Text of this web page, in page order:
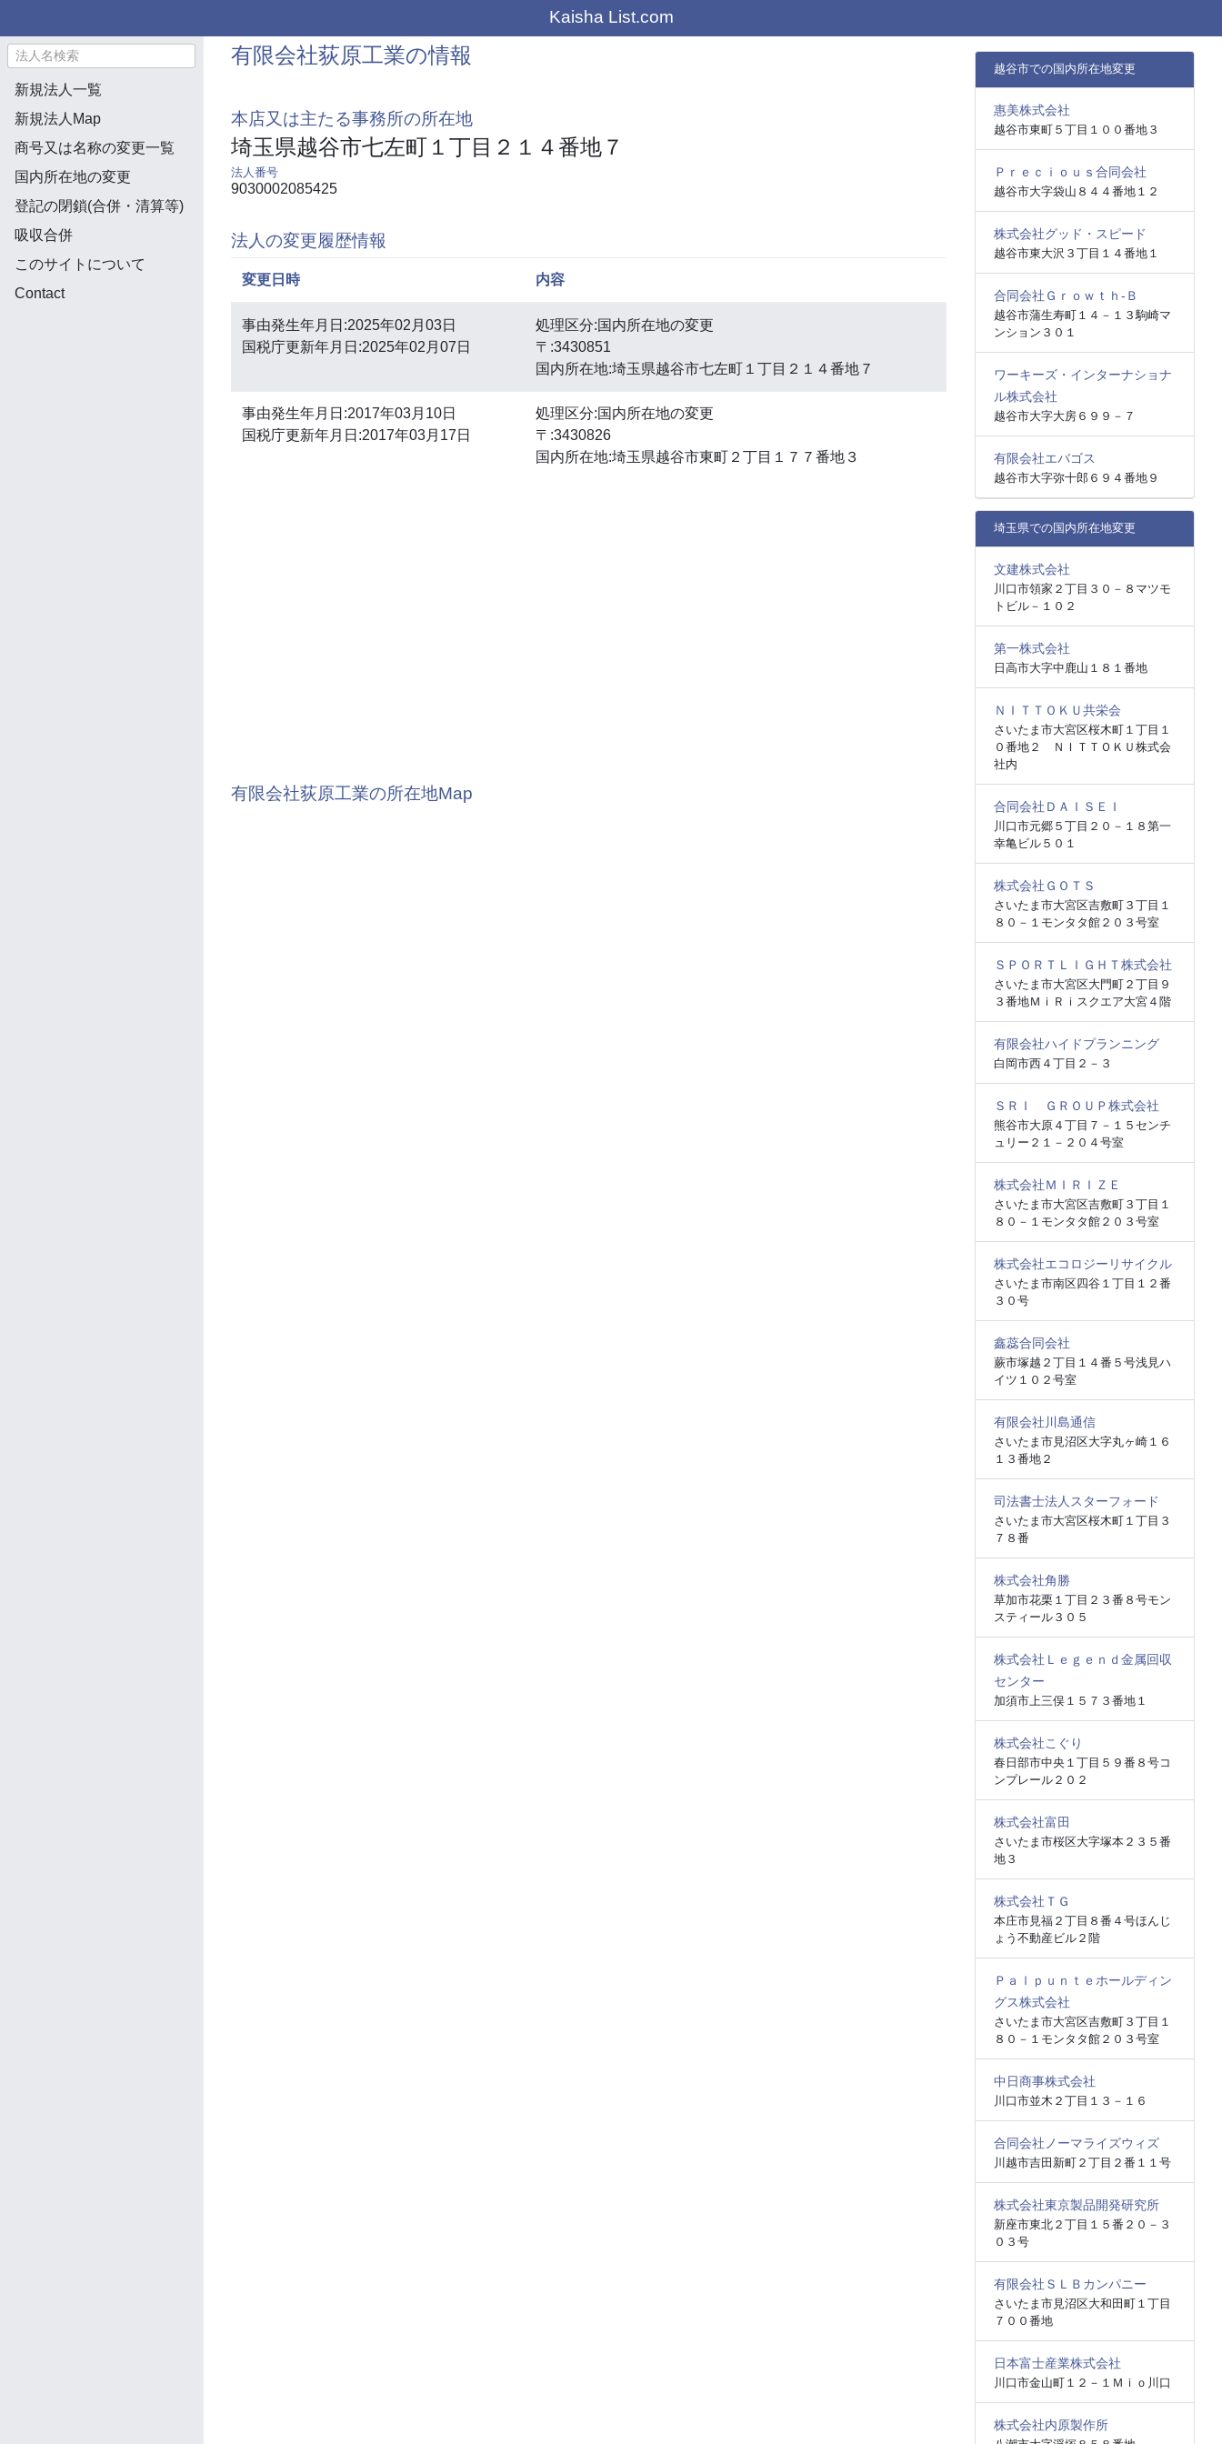
Kaisha List.com
新規法人一覧
新規法人Map
商号又は名称の変更一覧
国内所在地の変更
登記の閉鎖(合併・清算等)
吸収合併
このサイトについて
Contact
有限会社荻原工業の情報
本店又は主たる事務所の所在地
埼玉県越谷市七左町１丁目２１４番地７
法人番号
9030002085425
法人の変更履歴情報
変更日時 内容
事由発生年月日:2025年02月03日
国税庁更新年月日:2025年02月07日
処理区分:国内所在地の変更
〒:3430851
国内所在地:埼玉県越谷市七左町１丁目２１４番地７
事由発生年月日:2017年03月10日
国税庁更新年月日:2017年03月17日
処理区分:国内所在地の変更
〒:3430826
国内所在地:埼玉県越谷市東町２丁目１７７番地３
有限会社荻原工業の所在地Map
越谷市での国内所在地変更
惠美株式会社
越谷市東町５丁目１００番地３
Ｐｒｅｃｉｏｕｓ合同会社
越谷市大字袋山８４４番地１２
株式会社グッド・スピード
越谷市東大沢３丁目１４番地１
合同会社Ｇｒｏｗｔｈ‐Ｂ
越谷市蒲生寿町１４－１３駒崎マ
ンション３０１
ワーキーズ・インターナショナ
ル株式会社
越谷市大字大房６９９－７
有限会社エバゴス
越谷市大字弥十郎６９４番地９
埼玉県での国内所在地変更
文建株式会社
川口市領家２丁目３０－８マツモ
トビル－１０２
第一株式会社
日高市大字中鹿山１８１番地
ＮＩＴＴＯＫＵ共栄会
さいたま市大宮区桜木町１丁目１
０番地２ ＮＩＴＴＯＫＵ株式会
社内
合同会社ＤＡＩＳＥＩ
川口市元郷５丁目２０－１８第一
幸亀ビル５０１
株式会社ＧＯＴＳ
さいたま市大宮区吉敷町３丁目１
８０－１モンタタ館２０３号室
ＳＰＯＲＴＬＩＧＨＴ株式会社
さいたま市大宮区大門町２丁目９
３番地ＭｉＲｉスクエア大宮４階
有限会社ハイドプランニング
白岡市西４丁目２－３
ＳＲＩ ＧＲＯＵＰ株式会社
熊谷市大原４丁目７－１５センチ
ュリー２１－２０４号室
株式会社ＭＩＲＩＺＥ
さいたま市大宮区吉敷町３丁目１
８０－１モンタタ館２０３号室
株式会社エコロジーリサイクル
さいたま市南区四谷１丁目１２番
３０号
鑫蕊合同会社
蕨市塚越２丁目１４番５号浅見ハ
イツ１０２号室
有限会社川島通信
さいたま市見沼区大字丸ヶ崎１６
１３番地２
司法書士法人スターフォード
さいたま市大宮区桜木町１丁目３
７８番
株式会社角勝
草加市花栗１丁目２３番８号モン
スティール３０５
株式会社Ｌｅｇｅｎｄ金属回収
センター
加須市上三俣１５７３番地１
株式会社こぐり
春日部市中央１丁目５９番８号コ
ンプレール２０２
株式会社富田
さいたま市桜区大字塚本２３５番
地３
株式会社ＴＧ
本庄市見福２丁目８番４号ほんじ
ょう不動産ビル２階
Ｐａｌｐｕｎｔｅホールディン
グス株式会社
さいたま市大宮区吉敷町３丁目１
８０－１モンタタ館２０３号室
中日商事株式会社
川口市並木２丁目１３－１６
合同会社ノーマライズウィズ
川越市吉田新町２丁目２番１１号
株式会社東京製品開発研究所
新座市東北２丁目１５番２０－３
０３号
有限会社ＳＬＢカンパニー
さいたま市見沼区大和田町１丁目
７００番地
日本富士産業株式会社
川口市金山町１２－１Ｍｉｏ川口
株式会社内原製作所